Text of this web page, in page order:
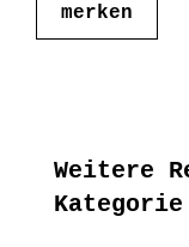
merken
Weitere
Kategorie